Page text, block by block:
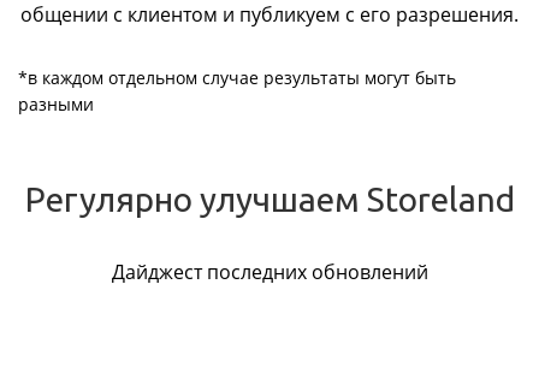
общении с клиентом и публикуем с его разрешения.
*в каждом отдельном случае результаты могут быть
разными
Регулярно улучшаем Storeland
Дайджест последних обновлений